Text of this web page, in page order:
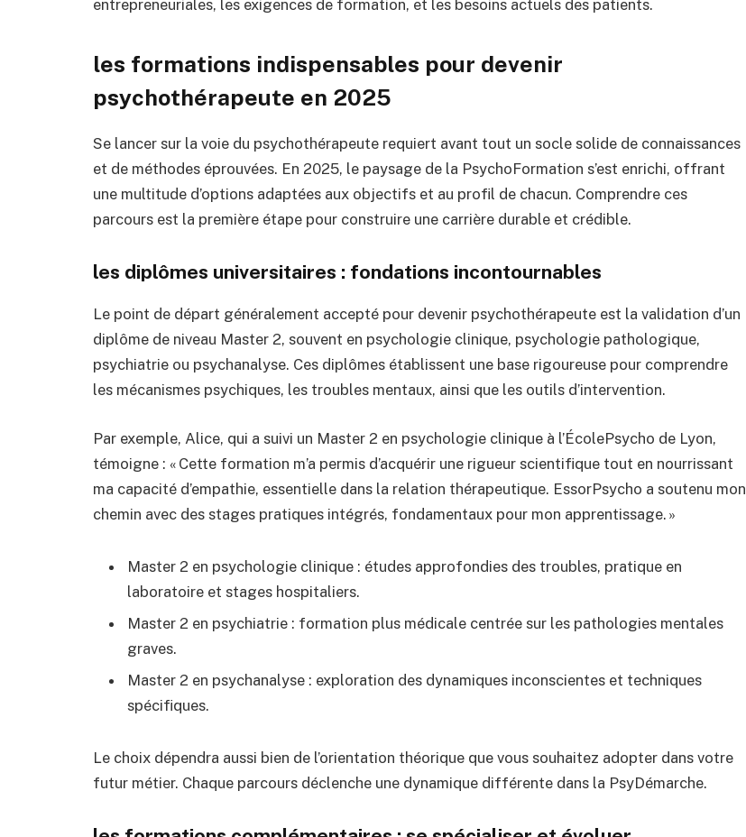
entrepreneuriales, les exigences de formation, et les besoins actuels des patients.
les formations indispensables pour devenir
psychothérapeute en 2025
Se lancer sur la voie du psychothérapeute requiert avant tout un socle solide de connaissances
et de méthodes éprouvées. En 2025, le paysage de la PsychoFormation s’est enrichi, offrant
une multitude d’options adaptées aux objectifs et au profil de chacun. Comprendre ces
parcours est la première étape pour construire une carrière durable et crédible.
les diplômes universitaires : fondations incontournables
Le point de départ généralement accepté pour devenir psychothérapeute est la validation d’un
diplôme de niveau Master 2, souvent en psychologie clinique, psychologie pathologique,
psychiatrie ou psychanalyse. Ces diplômes établissent une base rigoureuse pour comprendre
les mécanismes psychiques, les troubles mentaux, ainsi que les outils d’intervention.
Par exemple, Alice, qui a suivi un Master 2 en psychologie clinique à l’ÉcolePsycho de Lyon,
témoigne : « Cette formation m’a permis d’acquérir une rigueur scientifique tout en nourrissant
ma capacité d’empathie, essentielle dans la relation thérapeutique. EssorPsycho a soutenu mon
chemin avec des stages pratiques intégrés, fondamentaux pour mon apprentissage. »
Master 2 en psychologie clinique : études approfondies des troubles, pratique en
laboratoire et stages hospitaliers.
Master 2 en psychiatrie : formation plus médicale centrée sur les pathologies mentales
graves.
Master 2 en psychanalyse : exploration des dynamiques inconscientes et techniques
spécifiques.
Le choix dépendra aussi bien de l’orientation théorique que vous souhaitez adopter dans votre
futur métier. Chaque parcours déclenche une dynamique différente dans la PsyDémarche.